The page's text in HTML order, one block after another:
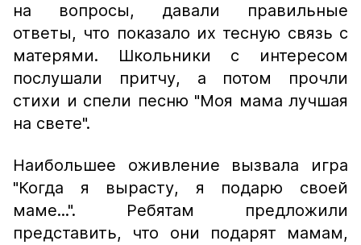
на вопросы, давали правильные
ответы, что показало их тесную связь с
матерями. Школьники с интересом
послушали притчу, а потом прочли
стихи и спели песню "Моя мама лучшая
на свете".
Наибольшее оживление вызвала игра
"Когда я вырасту, я подарю своей
маме...". Ребятам предложили
представить, что они подарят мамам,